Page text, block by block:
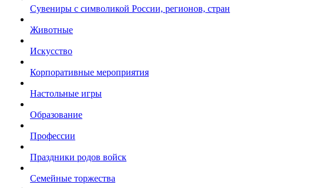
Сувениры с символикой России, регионов, стран
Животные
Искусство
Корпоративные мероприятия
Настольные игры
Образование
Профессии
Праздники родов войск
Семейные торжества